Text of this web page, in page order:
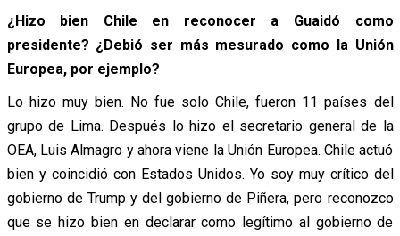
¿Hizo bien Chile en reconocer a Guaidó como
presidente? ¿Debió ser más mesurado como la Unión
Europea, por ejemplo?
Lo hizo muy bien. No fue solo Chile, fueron 11 países del
grupo de Lima. Después lo hizo el secretario general de la
OEA, Luis Almagro y ahora viene la Unión Europea. Chile actuó
bien y coincidió con Estados Unidos. Yo soy muy crítico del
gobierno de Trump y del gobierno de Piñera, pero reconozco
que se hizo bien en declarar como legítimo al gobierno de